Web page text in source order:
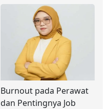
Burnout pada Perawat
dan Pentingnya Job